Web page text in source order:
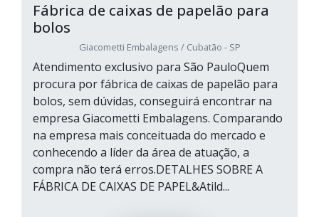
Fábrica de caixas de papelão para
bolos
Giacometti Embalagens / Cubatão - SP
Atendimento exclusivo para São PauloQuem
procura por fábrica de caixas de papelão para
bolos, sem dúvidas, conseguirá encontrar na
empresa Giacometti Embalagens. Comparando
na empresa mais conceituada do mercado e
conhecendo a líder da área de atuação, a
compra não terá erros.DETALHES SOBRE A
FÁBRICA DE CAIXAS DE PAPEL&Atild...